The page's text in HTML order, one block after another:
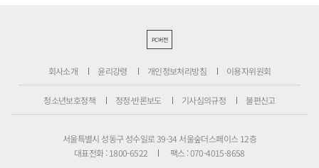
PC버전
회사소개 윤리강령 개인정보처리방침 이용자위원회
청소년보호정책 정정·반론보도 기사심의규정 불편신고
서울특별시 성동구 성수일로 39-34 서울숲더스페이스 12층
대표전화 : 1800-6522
팩스 : 070-4015-8658